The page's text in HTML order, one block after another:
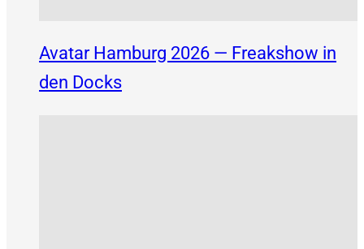
Avatar Hamburg 2026 — Freakshow in
den Docks